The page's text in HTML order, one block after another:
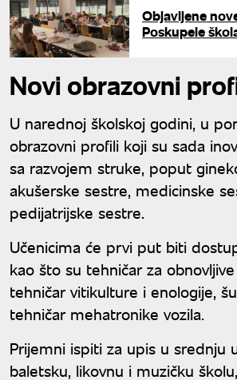
Objavljene
Poskupele
Novi obrazovni
U narednoj školskoj godini, u
obrazovni profili koji su sada
sa razvojem struke, poput
akušerske sestre, medicinske
pedijatrijske sestre.
Učenicima će prvi put biti
kao što su tehničar za
tehničar vitikulture i enologije,
tehničar mehatronike vozila.
Prijemni ispiti za upis u srednju
baletsku, likovnu i muzičku